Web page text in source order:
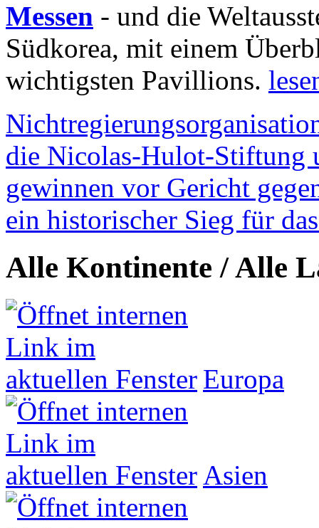
Messen - und die
Südkorea, mit einem
wichtigsten Pavillions.
die Nicolas-Hulot-Stiftung
gewinnen vor Gericht
ein historischer Sieg für
Alle Kontinente / Alle
Europa
Asien